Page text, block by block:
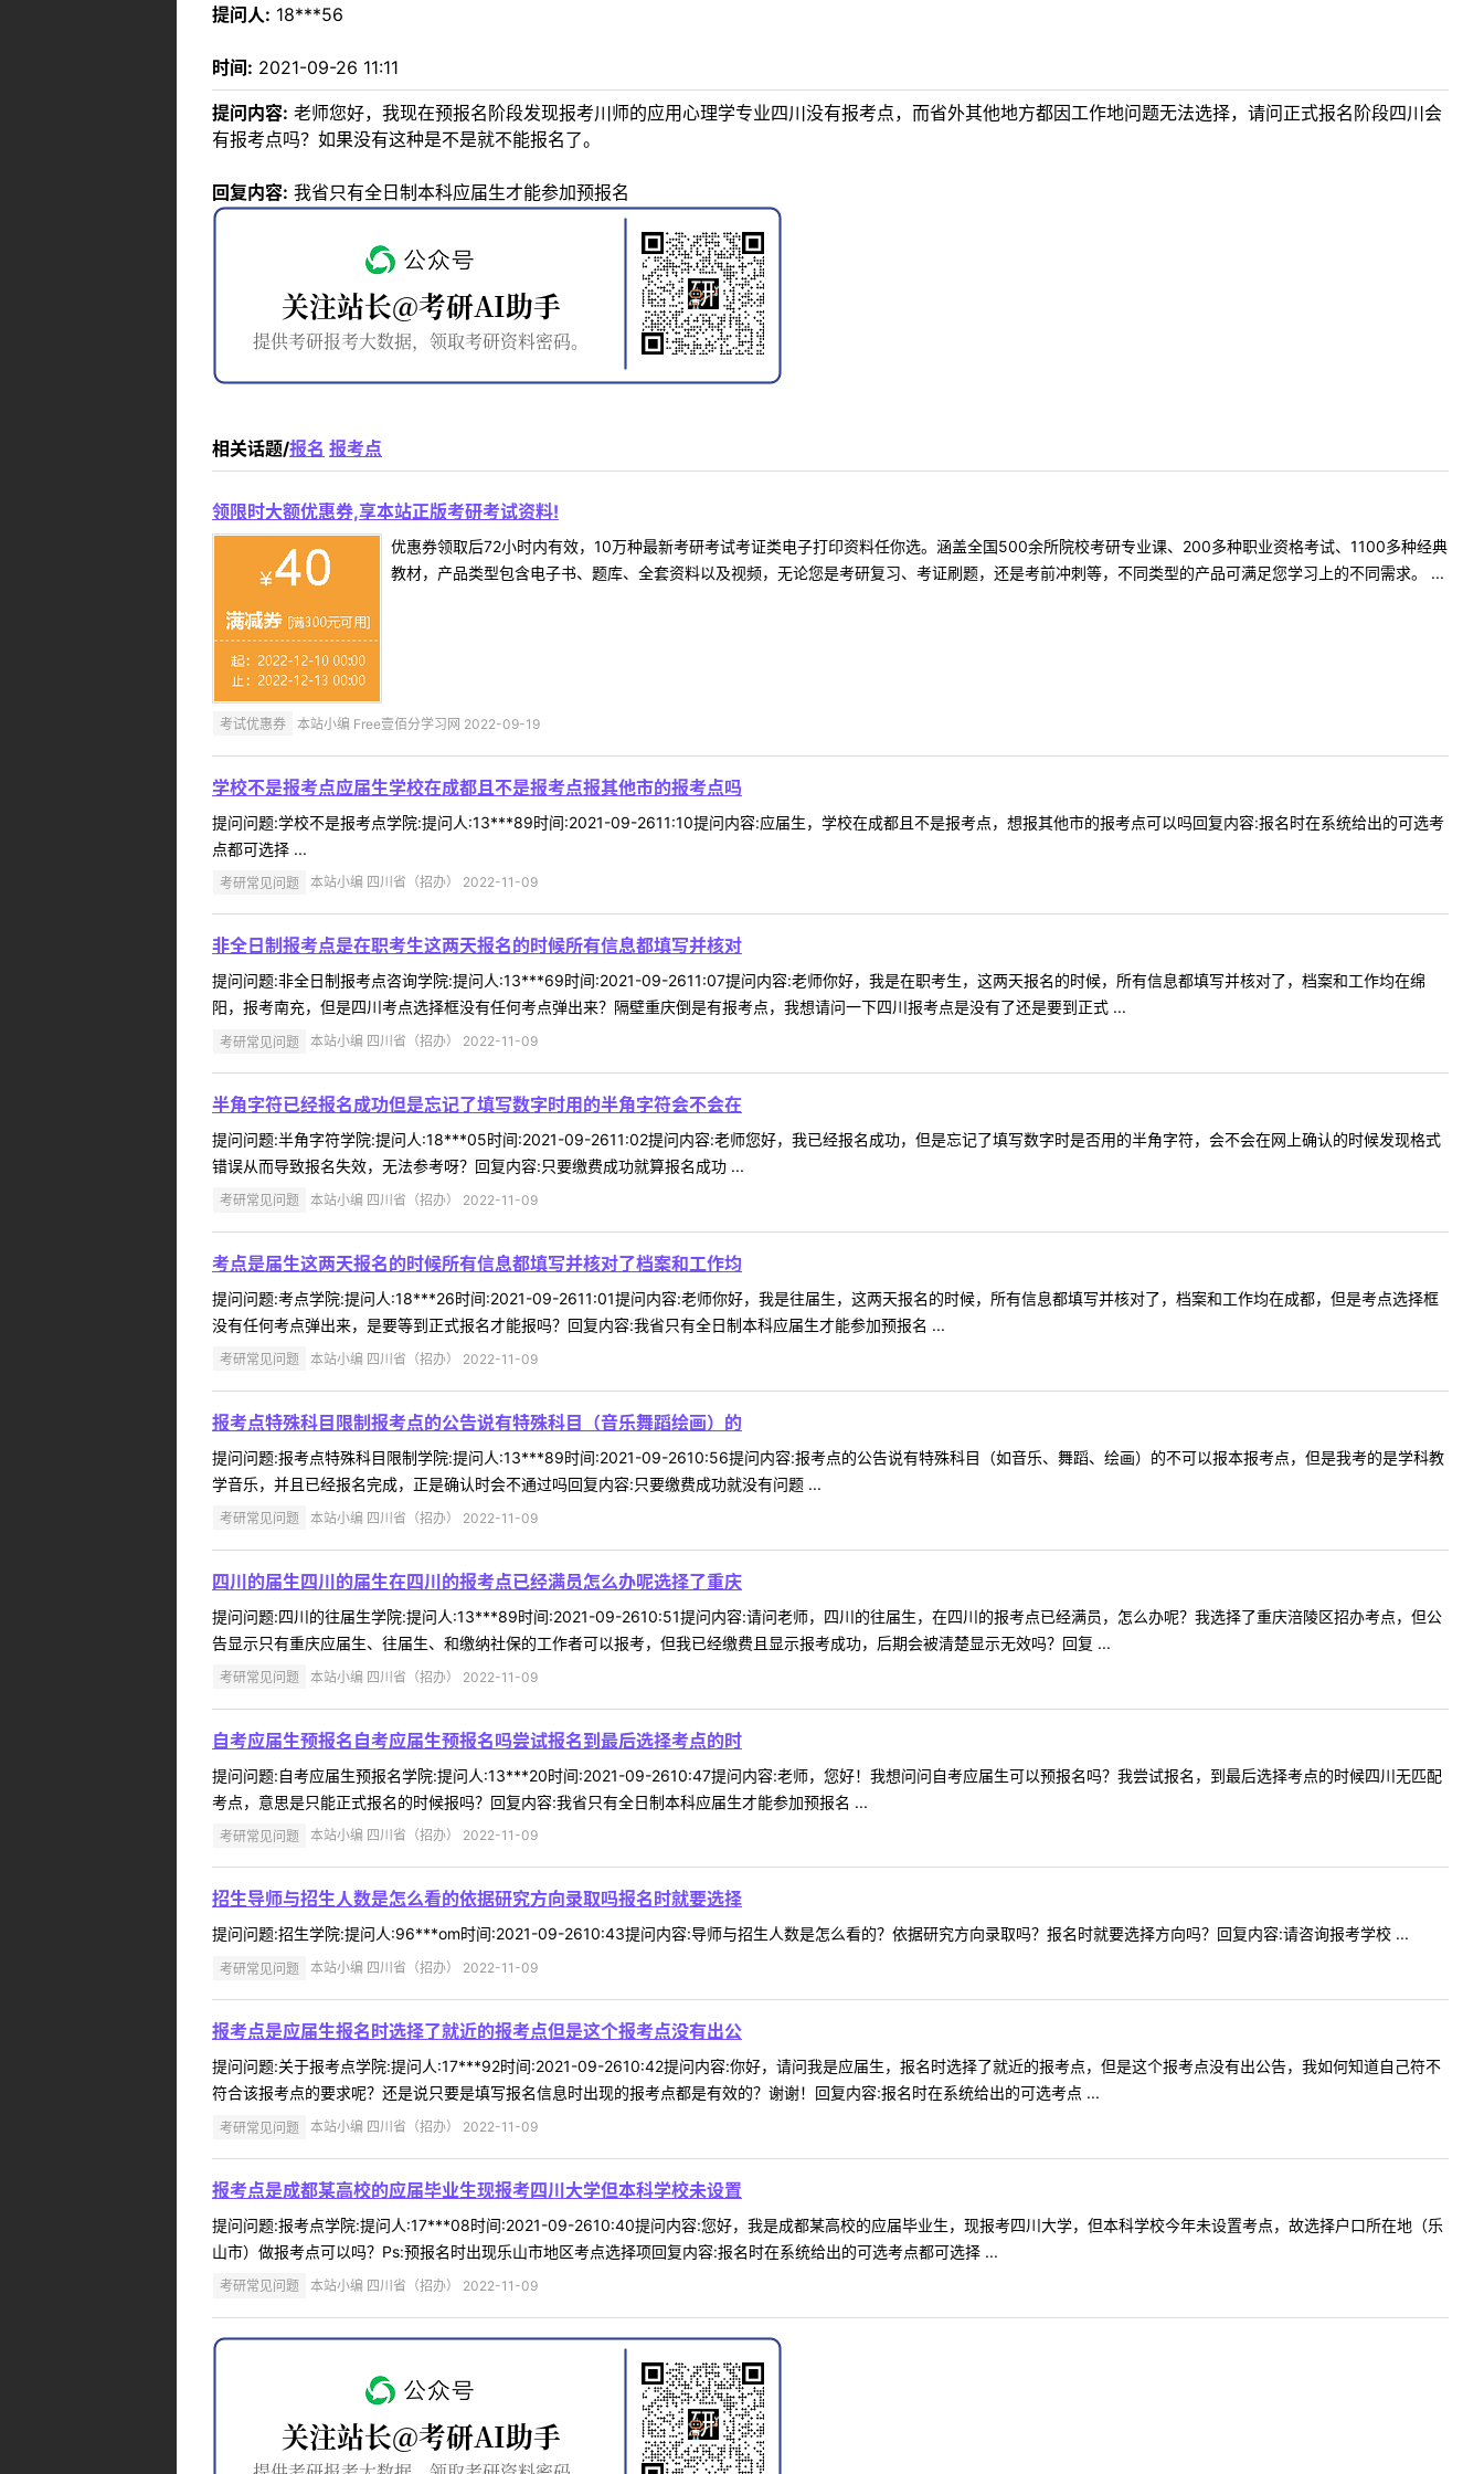
提问人: 18***56
时间: 2021-09-26 11:11
提问内容: 老师您好，我现在预报名阶段发现报考川师的应用心理学专业四川没有报考点，而省外其他地方都因工作地问题无法选择，请问正式报名阶段四川会
有报考点吗？如果没有这种是不是就不能报名了。
回复内容: 我省只有全日制本科应届生才能参加预报名
相关话题/报名 报考点
领限时大额优惠券,享本站正版考研考试资料!
优惠券领取后72小时内有效，10万种最新考研考试考证类电子打印资料任你选。涵盖全国500余所院校考研专业课、200多种职业资格考试、1100多种经典
教材，产品类型包含电子书、题库、全套资料以及视频，无论您是考研复习、考证刷题，还是考前冲刺等，不同类型的产品可满足您学习上的不同需求。 ...
考试优惠券 本站小编 Free壹佰分学习网 2022-09-19
学校不是报考点应届生学校在成都且不是报考点报其他市的报考点吗
提问问题:学校不是报考点学院:提问人:13***89时间:2021-09-2611:10提问内容:应届生，学校在成都且不是报考点，想报其他市的报考点可以吗回复内容:报名时在系统给出的可选考
点都可选择 ...
考研常见问题 本站小编 四川省（招办） 2022-11-09
非全日制报考点是在职考生这两天报名的时候所有信息都填写并核对
提问问题:非全日制报考点咨询学院:提问人:13***69时间:2021-09-2611:07提问内容:老师你好，我是在职考生，这两天报名的时候，所有信息都填写并核对了，档案和工作均在绵
阳，报考南充，但是四川考点选择框没有任何考点弹出来？隔壁重庆倒是有报考点，我想请问一下四川报考点是没有了还是要到正式 ...
考研常见问题 本站小编 四川省（招办） 2022-11-09
半角字符已经报名成功但是忘记了填写数字时用的半角字符会不会在
提问问题:半角字符学院:提问人:18***05时间:2021-09-2611:02提问内容:老师您好，我已经报名成功，但是忘记了填写数字时是否用的半角字符，会不会在网上确认的时候发现格式
错误从而导致报名失效，无法参考呀？回复内容:只要缴费成功就算报名成功 ...
考研常见问题 本站小编 四川省（招办） 2022-11-09
考点是届生这两天报名的时候所有信息都填写并核对了档案和工作均
提问问题:考点学院:提问人:18***26时间:2021-09-2611:01提问内容:老师你好，我是往届生，这两天报名的时候，所有信息都填写并核对了，档案和工作均在成都，但是考点选择框
没有任何考点弹出来，是要等到正式报名才能报吗？回复内容:我省只有全日制本科应届生才能参加预报名 ...
考研常见问题 本站小编 四川省（招办） 2022-11-09
报考点特殊科目限制报考点的公告说有特殊科目（音乐舞蹈绘画）的
提问问题:报考点特殊科目限制学院:提问人:13***89时间:2021-09-2610:56提问内容:报考点的公告说有特殊科目（如音乐、舞蹈、绘画）的不可以报本报考点，但是我考的是学科教
学音乐，并且已经报名完成，正是确认时会不通过吗回复内容:只要缴费成功就没有问题 ...
考研常见问题 本站小编 四川省（招办） 2022-11-09
四川的届生四川的届生在四川的报考点已经满员怎么办呢选择了重庆
提问问题:四川的往届生学院:提问人:13***89时间:2021-09-2610:51提问内容:请问老师，四川的往届生，在四川的报考点已经满员，怎么办呢？我选择了重庆涪陵区招办考点，但公
告显示只有重庆应届生、往届生、和缴纳社保的工作者可以报考，但我已经缴费且显示报考成功，后期会被清楚显示无效吗？回复 ...
考研常见问题 本站小编 四川省（招办） 2022-11-09
自考应届生预报名自考应届生预报名吗尝试报名到最后选择考点的时
提问问题:自考应届生预报名学院:提问人:13***20时间:2021-09-2610:47提问内容:老师，您好！我想问问自考应届生可以预报名吗？我尝试报名，到最后选择考点的时候四川无匹配
考点，意思是只能正式报名的时候报吗？回复内容:我省只有全日制本科应届生才能参加预报名 ...
考研常见问题 本站小编 四川省（招办） 2022-11-09
招生导师与招生人数是怎么看的依据研究方向录取吗报名时就要选择
提问问题:招生学院:提问人:96***om时间:2021-09-2610:43提问内容:导师与招生人数是怎么看的？依据研究方向录取吗？报名时就要选择方向吗？回复内容:请咨询报考学校 ...
考研常见问题 本站小编 四川省（招办） 2022-11-09
报考点是应届生报名时选择了就近的报考点但是这个报考点没有出公
提问问题:关于报考点学院:提问人:17***92时间:2021-09-2610:42提问内容:你好，请问我是应届生，报名时选择了就近的报考点，但是这个报考点没有出公告，我如何知道自己符不
符合该报考点的要求呢？还是说只要是填写报名信息时出现的报考点都是有效的？谢谢！回复内容:报名时在系统给出的可选考点 ...
考研常见问题 本站小编 四川省（招办） 2022-11-09
报考点是成都某高校的应届毕业生现报考四川大学但本科学校未设置
提问问题:报考点学院:提问人:17***08时间:2021-09-2610:40提问内容:您好，我是成都某高校的应届毕业生，现报考四川大学，但本科学校今年未设置考点，故选择户口所在地（乐
山市）做报考点可以吗？Ps:预报名时出现乐山市地区考点选择项回复内容:报名时在系统给出的可选考点都可选择 ...
考研常见问题 本站小编 四川省（招办） 2022-11-09